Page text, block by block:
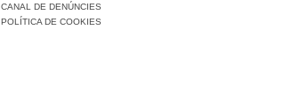
CANAL DE DENÚNCIES
POLÍTICA DE COOKIES